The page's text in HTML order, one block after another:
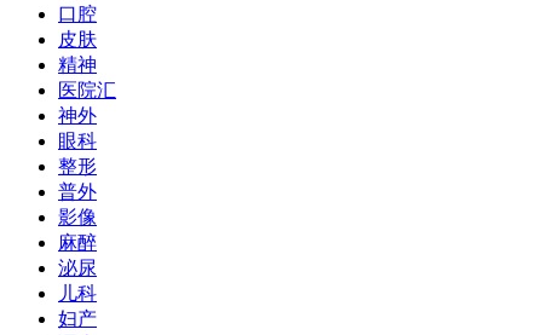
口腔
皮肤
精神
医院汇
神外
眼科
整形
普外
影像
麻醉
泌尿
儿科
妇产